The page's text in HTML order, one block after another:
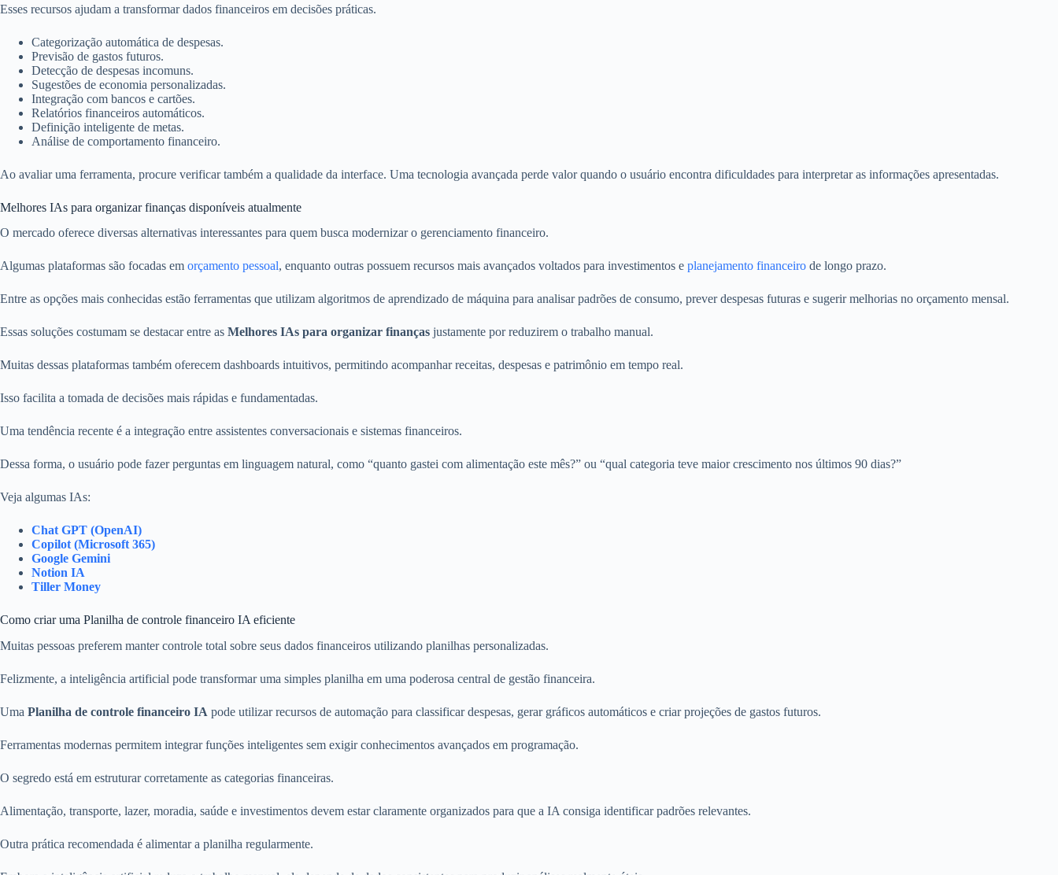
Esses recursos ajudam a transformar dados financeiros em decisões práticas.
Categorização automática de despesas.
Previsão de gastos futuros.
Detecção de despesas incomuns.
Sugestões de economia personalizadas.
Integração com bancos e cartões.
Relatórios financeiros automáticos.
Definição inteligente de metas.
Análise de comportamento financeiro.
Ao avaliar uma ferramenta, procure verificar também a qualidade da interface. Uma tecnologia avançada perde valor quando o usuário encontra dificuldades para interpretar as informações apresentadas.
Melhores IAs para organizar finanças disponíveis atualmente
O mercado oferece diversas alternativas interessantes para quem busca modernizar o gerenciamento financeiro.
Algumas plataformas são focadas em orçamento pessoal, enquanto outras possuem recursos mais avançados voltados para investimentos e planejamento financeiro de longo prazo.
Entre as opções mais conhecidas estão ferramentas que utilizam algoritmos de aprendizado de máquina para analisar padrões de consumo, prever despesas futuras e sugerir melhorias no orçamento mensal.
Essas soluções costumam se destacar entre as Melhores IAs para organizar finanças justamente por reduzirem o trabalho manual.
Muitas dessas plataformas também oferecem dashboards intuitivos, permitindo acompanhar receitas, despesas e patrimônio em tempo real.
Isso facilita a tomada de decisões mais rápidas e fundamentadas.
Uma tendência recente é a integração entre assistentes conversacionais e sistemas financeiros.
Dessa forma, o usuário pode fazer perguntas em linguagem natural, como “quanto gastei com alimentação este mês?” ou “qual categoria teve maior crescimento nos últimos 90 dias?”
Veja algumas IAs:
Chat GPT (OpenAI)
Copilot (Microsoft 365)
Google Gemini
Notion IA
Tiller Money
Como criar uma Planilha de controle financeiro IA eficiente
Muitas pessoas preferem manter controle total sobre seus dados financeiros utilizando planilhas personalizadas.
Felizmente, a inteligência artificial pode transformar uma simples planilha em uma poderosa central de gestão financeira.
Uma Planilha de controle financeiro IA pode utilizar recursos de automação para classificar despesas, gerar gráficos automáticos e criar projeções de gastos futuros.
Ferramentas modernas permitem integrar funções inteligentes sem exigir conhecimentos avançados em programação.
O segredo está em estruturar corretamente as categorias financeiras.
Alimentação, transporte, lazer, moradia, saúde e investimentos devem estar claramente organizados para que a IA consiga identificar padrões relevantes.
Outra prática recomendada é alimentar a planilha regularmente.